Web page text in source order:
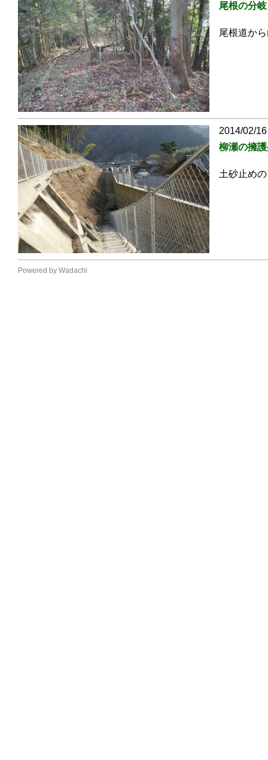
尾根の分岐
尾根道か
2014/02/
柳瀬の擁
土砂止め
Powered by Wadachi